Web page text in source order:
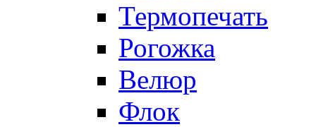
Термопечать
Рогожка
Велюр
Флок